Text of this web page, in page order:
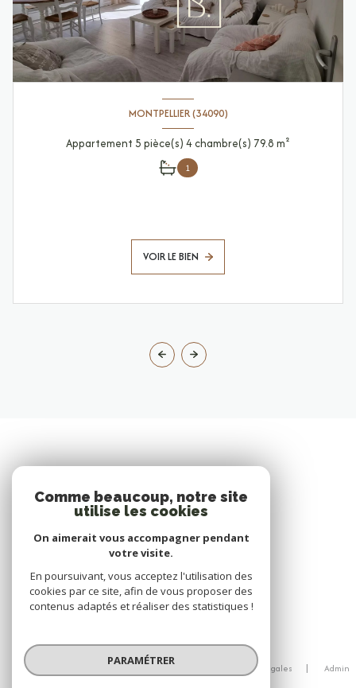
MONTPELLIER (34090)
Appartement 5 pièce(s) 4 chambre(s) 79.8 m²
1
VOIR LE BIEN
© 2026 | Tous droits réservés
Nos partenaires Mentions légales
Admin
Comme beaucoup, notre site
utilise les cookies
On aimerait vous accompagner pendant
votre visite.
En poursuivant, vous acceptez l'utilisation des
cookies par ce site, afin de vous proposer des
contenus adaptés et réaliser des statistiques !
PARAMÉTRER